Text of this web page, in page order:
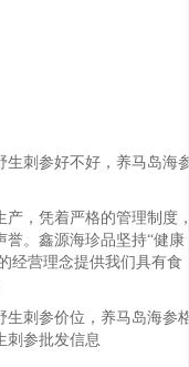
生刺参好不好，养马岛海
产，凭着严格的管理制度
。鑫源海珍品坚持“健康
经营理念提供我们具有食
生刺参价位，养马岛海参
刺参批发信息